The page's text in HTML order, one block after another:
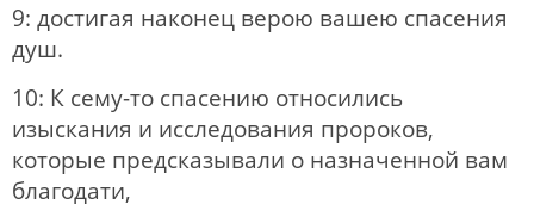
9: достигая наконец верою вашею спасения
душ.
10: К сему-то спасению относились
изыскания и исследования пророков,
которые предсказывали о назначенной вам
благодати,